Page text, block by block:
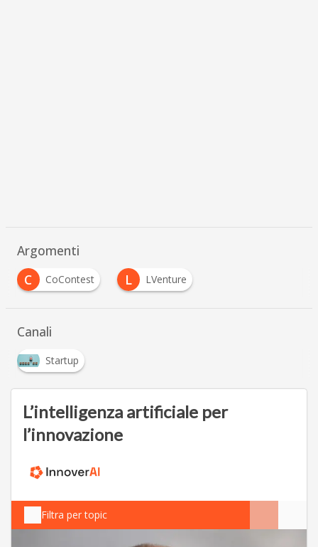
Argomenti
C
CoContest L LVenture
Canali
Startup
L’intelligenza artificiale per
l’innovazione
Filtra per topic